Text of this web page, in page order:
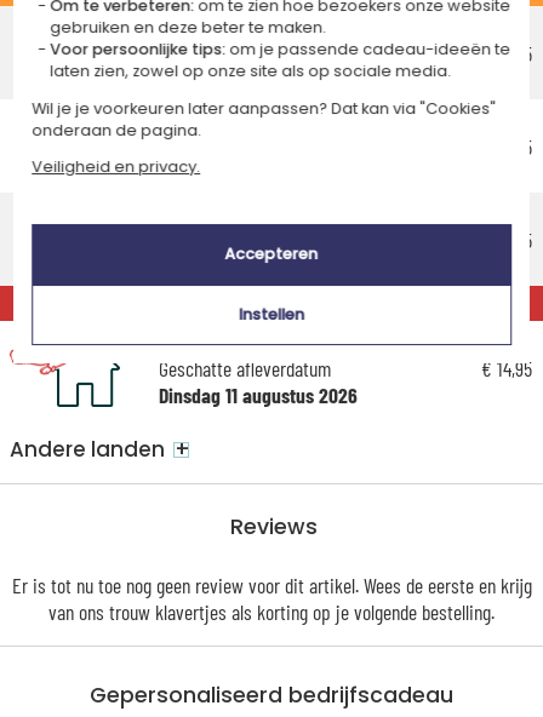
Reviews
Er is tot nu toe nog geen review voor dit artikel. Wees de eerste en krijg
van ons trouw klavertjes als korting op je volgende bestelling.
Voordelig afhaalpunt
Geschatte afleverdatum
Vrijdag 14 augustus 2026
€ 5,25
Voordelig thuisbezorging
Geschatte afleverdatum
Maandag 17 augustus 2026
€ 5,95
Woensdag 12 augustus 2026
€ 8,95
EXPRESS
Express thuisbezorging
Geschatte afleverdatum
Dinsdag 11 augustus 2026
€ 14,95
Andere landen +
Gepersonaliseerd bedrijfscadeau
Om te verbeteren:om te zien hoe bezoekers onze website
gebruiken en deze beter te maken.
Voor persoonlijke tips:om je passende cadeau-ideeën te
laten zien, zowel op onze site als op sociale media.
Wil je je voorkeuren later aanpassen? Dat kan via "Cookies"
onderaan de pagina.
Veiligheid en privacy.
Accepteren
Instellen